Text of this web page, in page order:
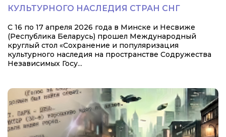
КУЛЬТУРНОГО НАСЛЕДИЯ СТРАН СНГ
С 16 по 17 апреля 2026 года в Минске и Несвиже
(Республика Беларусь) прошел Международный
круглый стол «Сохранение и популяризация
культурного наследия на пространстве Содружества
Независимых Госу...